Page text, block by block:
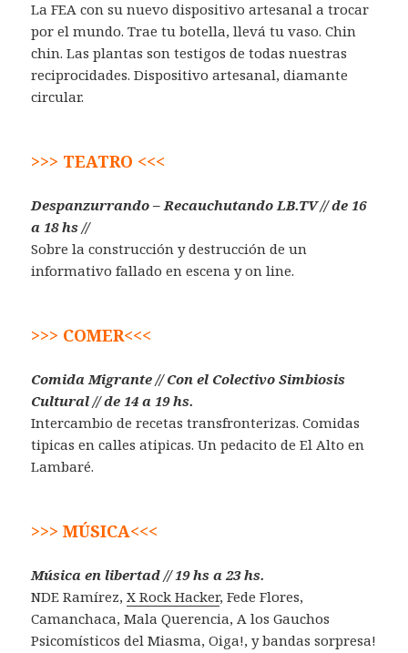
La FEA con su nuevo dispositivo artesanal a trocar
por el mundo. Trae tu botella, llevá tu vaso. Chin
chin. Las plantas son testigos de todas nuestras
reciprocidades. Dispositivo artesanal, diamante
circular.
>>> TEATRO <<<
Despanzurrando – Recauchutando LB.TV // de 16
a 18 hs //
Sobre la construcción y destrucción de un
informativo fallado en escena y on line.
>>> COMER<<<
Comida Migrante // Con el Colectivo Simbiosis
Cultural // de 14 a 19 hs.
Intercambio de recetas transfronterizas. Comidas
tipicas en calles atipicas. Un pedacito de El Alto en
Lambaré.
>>> MÚSICA<<<
Música en libertad // 19 hs a 23 hs.
NDE Ramírez,X Rock Hacker, Fede Flores,
Camanchaca, Mala Querencia, A los Gauchos
Psicomísticos del Miasma, Oiga!, y bandas sorpresa!